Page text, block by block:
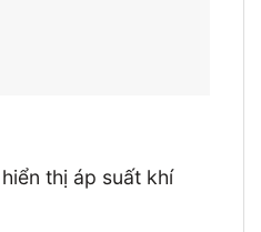
thị áp suất khí